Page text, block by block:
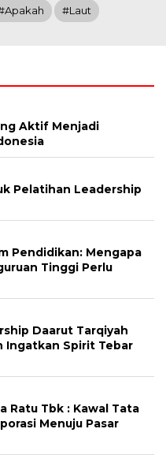
#laut
Aktif Menjadi
Pelatihan Leadership
Pendidikan: Mengapa
Tinggi Perlu
Daarut Tarqiyah
Ingatkan Spirit Tebar
Ratu Tbk : Kawal Tata
Menuju Pasar